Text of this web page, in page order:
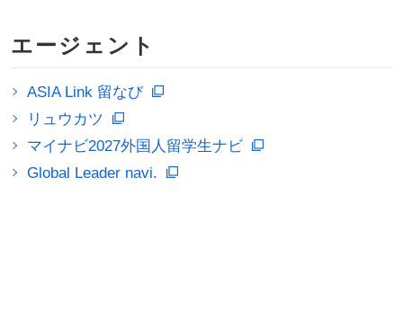
エージェント
ASIA Link 留なび
リュウカツ
マイナビ2027外国人留学生ナビ
Global Leader navi.